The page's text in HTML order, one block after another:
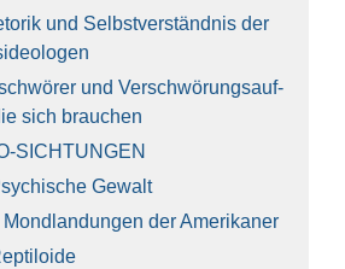
und Selbst­ver­ständ­nis der
und Ver­schwö­rungs­auf­
sich brau­chen
SICH­TUN­GEN
Gewalt
Mond­lan­dun­gen der Ame­ri­ka­ner